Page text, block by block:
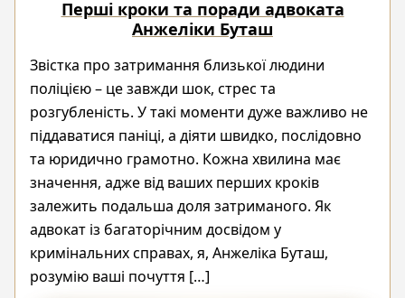
Перші кроки та поради адвоката
Анжеліки Буташ
Звістка про затримання близької людини
поліцією – це завжди шок, стрес та
розгубленість. У такі моменти дуже важливо не
піддаватися паніці, а діяти швидко, послідовно
та юридично грамотно. Кожна хвилина має
значення, адже від ваших перших кроків
залежить подальша доля затриманого. Як
адвокат із багаторічним досвідом у
кримінальних справах, я, Анжеліка Буташ,
розумію ваші почуття […]